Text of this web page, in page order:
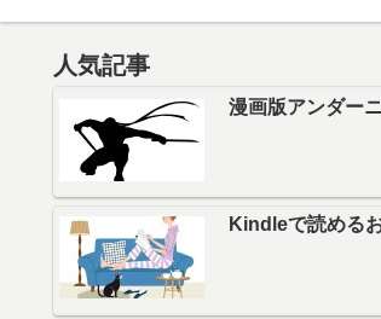
人気記事
漫画版アンダー
Kindleで読める